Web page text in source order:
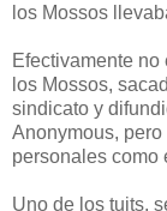
los Mossos
Efectivamente
los Mossos,
sindicato y
Anonymous,
personales como
Uno de los tuits,